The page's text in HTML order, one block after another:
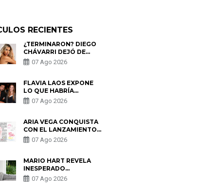
RECIENTES
¿TERMINARON? DIEGO
CHÁVARRI DEJÓ DE
SEGUIR A GABRIELA
HERRERA Y ANUNCIA SU
07 Ago 2026
FLAVIA LAOS EXPONE
LO QUE HABRÍA
BUSCADO PABLO
HEREDIA CON ALE
PARTES QUERÍA EL
REMEMBER”
07 Ago 2026
ARIA VEGA CONQUISTA
CON EL LANZAMIENTO
DE “TOTOTO (+4)”
07 Ago 2026
MARIO HART REVELA
INESPERADO
PROBLEMA DE SALUD
ANTES DE SEPARARSE
07 Ago 2026